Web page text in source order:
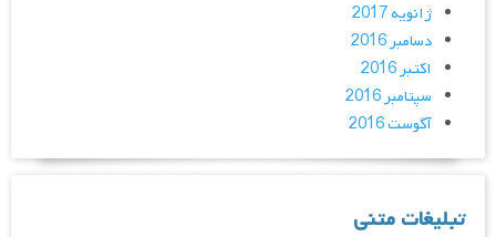
ژانویه 2017
دسامبر 2016
اکتبر 2016
سپتامبر 2016
آگوست 2016
تبلیغات متنی